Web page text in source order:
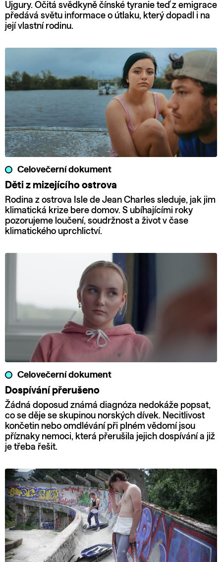
Ujgury. Očitá svědkyně čínské tyranie teď z emigrace
předává světu informace o útlaku, který dopadl i na
její vlastní rodinu.
Celovečerní dokument
Děti z mizejícího ostrova
Rodina z ostrova Isle de Jean Charles sleduje, jak jim
klimatická krize bere domov. S ubíhajícími roky
pozorujeme loučení, soudržnost a život v čase
klimatického uprchlictví.
Celovečerní dokument
Dospívání přerušeno
Žádná doposud známá diagnóza nedokáže popsat,
co se děje se skupinou norských dívek. Necitlivost
končetin nebo omdlévání při plném vědomí jsou
příznaky nemoci, která přerušila jejich dospívání a již
je třeba řešit.